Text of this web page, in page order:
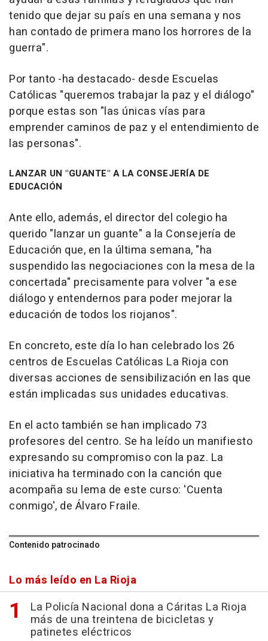
tenido que dejar su país en una semana y nos
han contado de primera mano los horrores de la
guerra".
Por tanto -ha destacado- desde Escuelas
Católicas "queremos trabajar la paz y el diálogo"
porque estas son "las únicas vías para
emprender caminos de paz y el entendimiento de
las personas".
LANZAR UN "GUANTE" A LA CONSEJERÍA DE
EDUCACIÓN
Ante ello, además, el director del colegio ha
querido "lanzar un guante" a la Consejería de
Educación que, en la última semana, "ha
suspendido las negociaciones con la mesa de la
concertada" precisamente para volver "a ese
diálogo y entendernos para poder mejorar la
educación de todos los riojanos".
En concreto, este día lo han celebrado los 26
centros de Escuelas Católicas La Rioja con
diversas acciones de sensibilización en las que
están implicadas sus unidades educativas.
En el acto también se han implicado 73
profesores del centro. Se ha leído un manifiesto
expresando su compromiso con la paz. La
iniciativa ha terminado con la canción que
acompaña su lema de este curso: 'Cuenta
conmigo', de Álvaro Fraile.
Contenido patrocinado
Lo más leído en La Rioja
La Policía Nacional dona a Cáritas La Rioja
más de una treintena de bicicletas y
patinetes eléctricos